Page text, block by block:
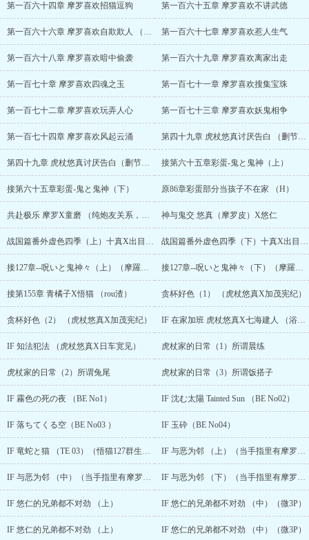
第一百六十四章 摩罗喜欢招猫逗狗 第一百六十五章 摩罗喜欢不讲武德
第一百六十六章 摩罗喜欢自欺欺人 （彩蛋为灵魂对话） 第一百六十七章 摩罗喜欢惹人生气
第一百六十八章 摩罗喜欢暗中偷袭 第一百六十九章 摩罗喜欢离家出走
第一百七十章 摩罗喜欢四魂之玉 第一百七十一章 摩罗喜欢搜集宝珠
第一百七十二章 摩罗喜欢玩弄人心 第一百七十三章 摩罗喜欢妖鬼相争
第一百七十四章 摩罗喜欢风起云涌 第四十九章 虎杖悠真讨厌告白 （删节部分1）
第四十九章 虎杖悠真讨厌告白（删节部分2） 接第六十五章彩蛋-鬼と鬼神（上）
接第六十五章彩蛋-鬼と鬼神（下） 原86章彩蛋部分当孩子不在家 （H）
共赴极乐 摩罗X童磨 （纯炮友关系，清水） 神与鬼交 悠真（摩罗皮）X悠仁
战国篇番外虚色四季（上）十真X出目（羂索） 战国篇番外虚色四季（下）十真X出目（羂索）
接127章--呪いと鬼神々（上）（摩羅X宿儺） 接127章--呪いと鬼神々（下）（摩羅X宿儺）
接第155章 青橘子X悟猫 （rou渣） 贪杯好色（1） （虎杖悠真X加茂宪纪）
贪杯好色（2） （虎杖悠真X加茂宪纪） IF 在家加班 虎杖悠真X七海建人 （浴室微车）
IF 知法犯法 （虎杖悠真X日车宽见） 虎杖家的日常（1）所谓晨练
虎杖家的日常（2）所谓兔尾 虎杖家的日常（3）所谓饭搭子
IF 霧色の死の夜 （BE No1） IF 沈む太陽 Tainted Sun （BE No02）
IF 落ちてくる空（BE No03 ） IF 玉砕（BE No04）
IF 竜蛇と猫 （TE 03）（悟猫127群生贺文扩写） IF 与恶为邻 （上）（当手指里有摩罗和宿傩）
IF 与恶为邻 （中）（当手指里有摩罗和宿傩） IF 与恶为邻 （下）（当手指里有摩罗和宿傩）
IF 悠仁的兄弟都不对劲 （上） IF 悠仁的兄弟都不对劲 （中）（微3P）
IF 悠仁的兄弟都不对劲 （上） IF 悠仁的兄弟都不对劲 （中）（微3P）